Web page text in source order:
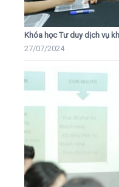
Khóa học Tư duy dịch vụ
27/07/2024